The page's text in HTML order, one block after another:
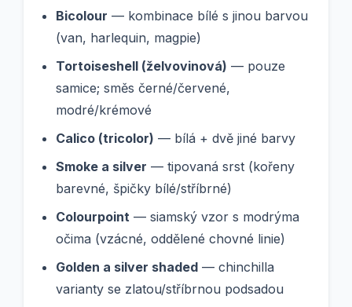
Bicolour — kombinace bílé s jinou barvou
(van, harlequin, magpie)
Tortoiseshell (želvovinová) — pouze
samice; směs černé/červené,
modré/krémové
Calico (tricolor) — bílá + dvě jiné barvy
Smoke a silver — tipovaná srst (kořeny
barevné, špičky bílé/stříbrné)
Colourpoint — siamský vzor s modrýma
očima (vzácné, oddělené chovné linie)
Golden a silver shaded — chinchilla
varianty se zlatou/stříbrnou podsadou